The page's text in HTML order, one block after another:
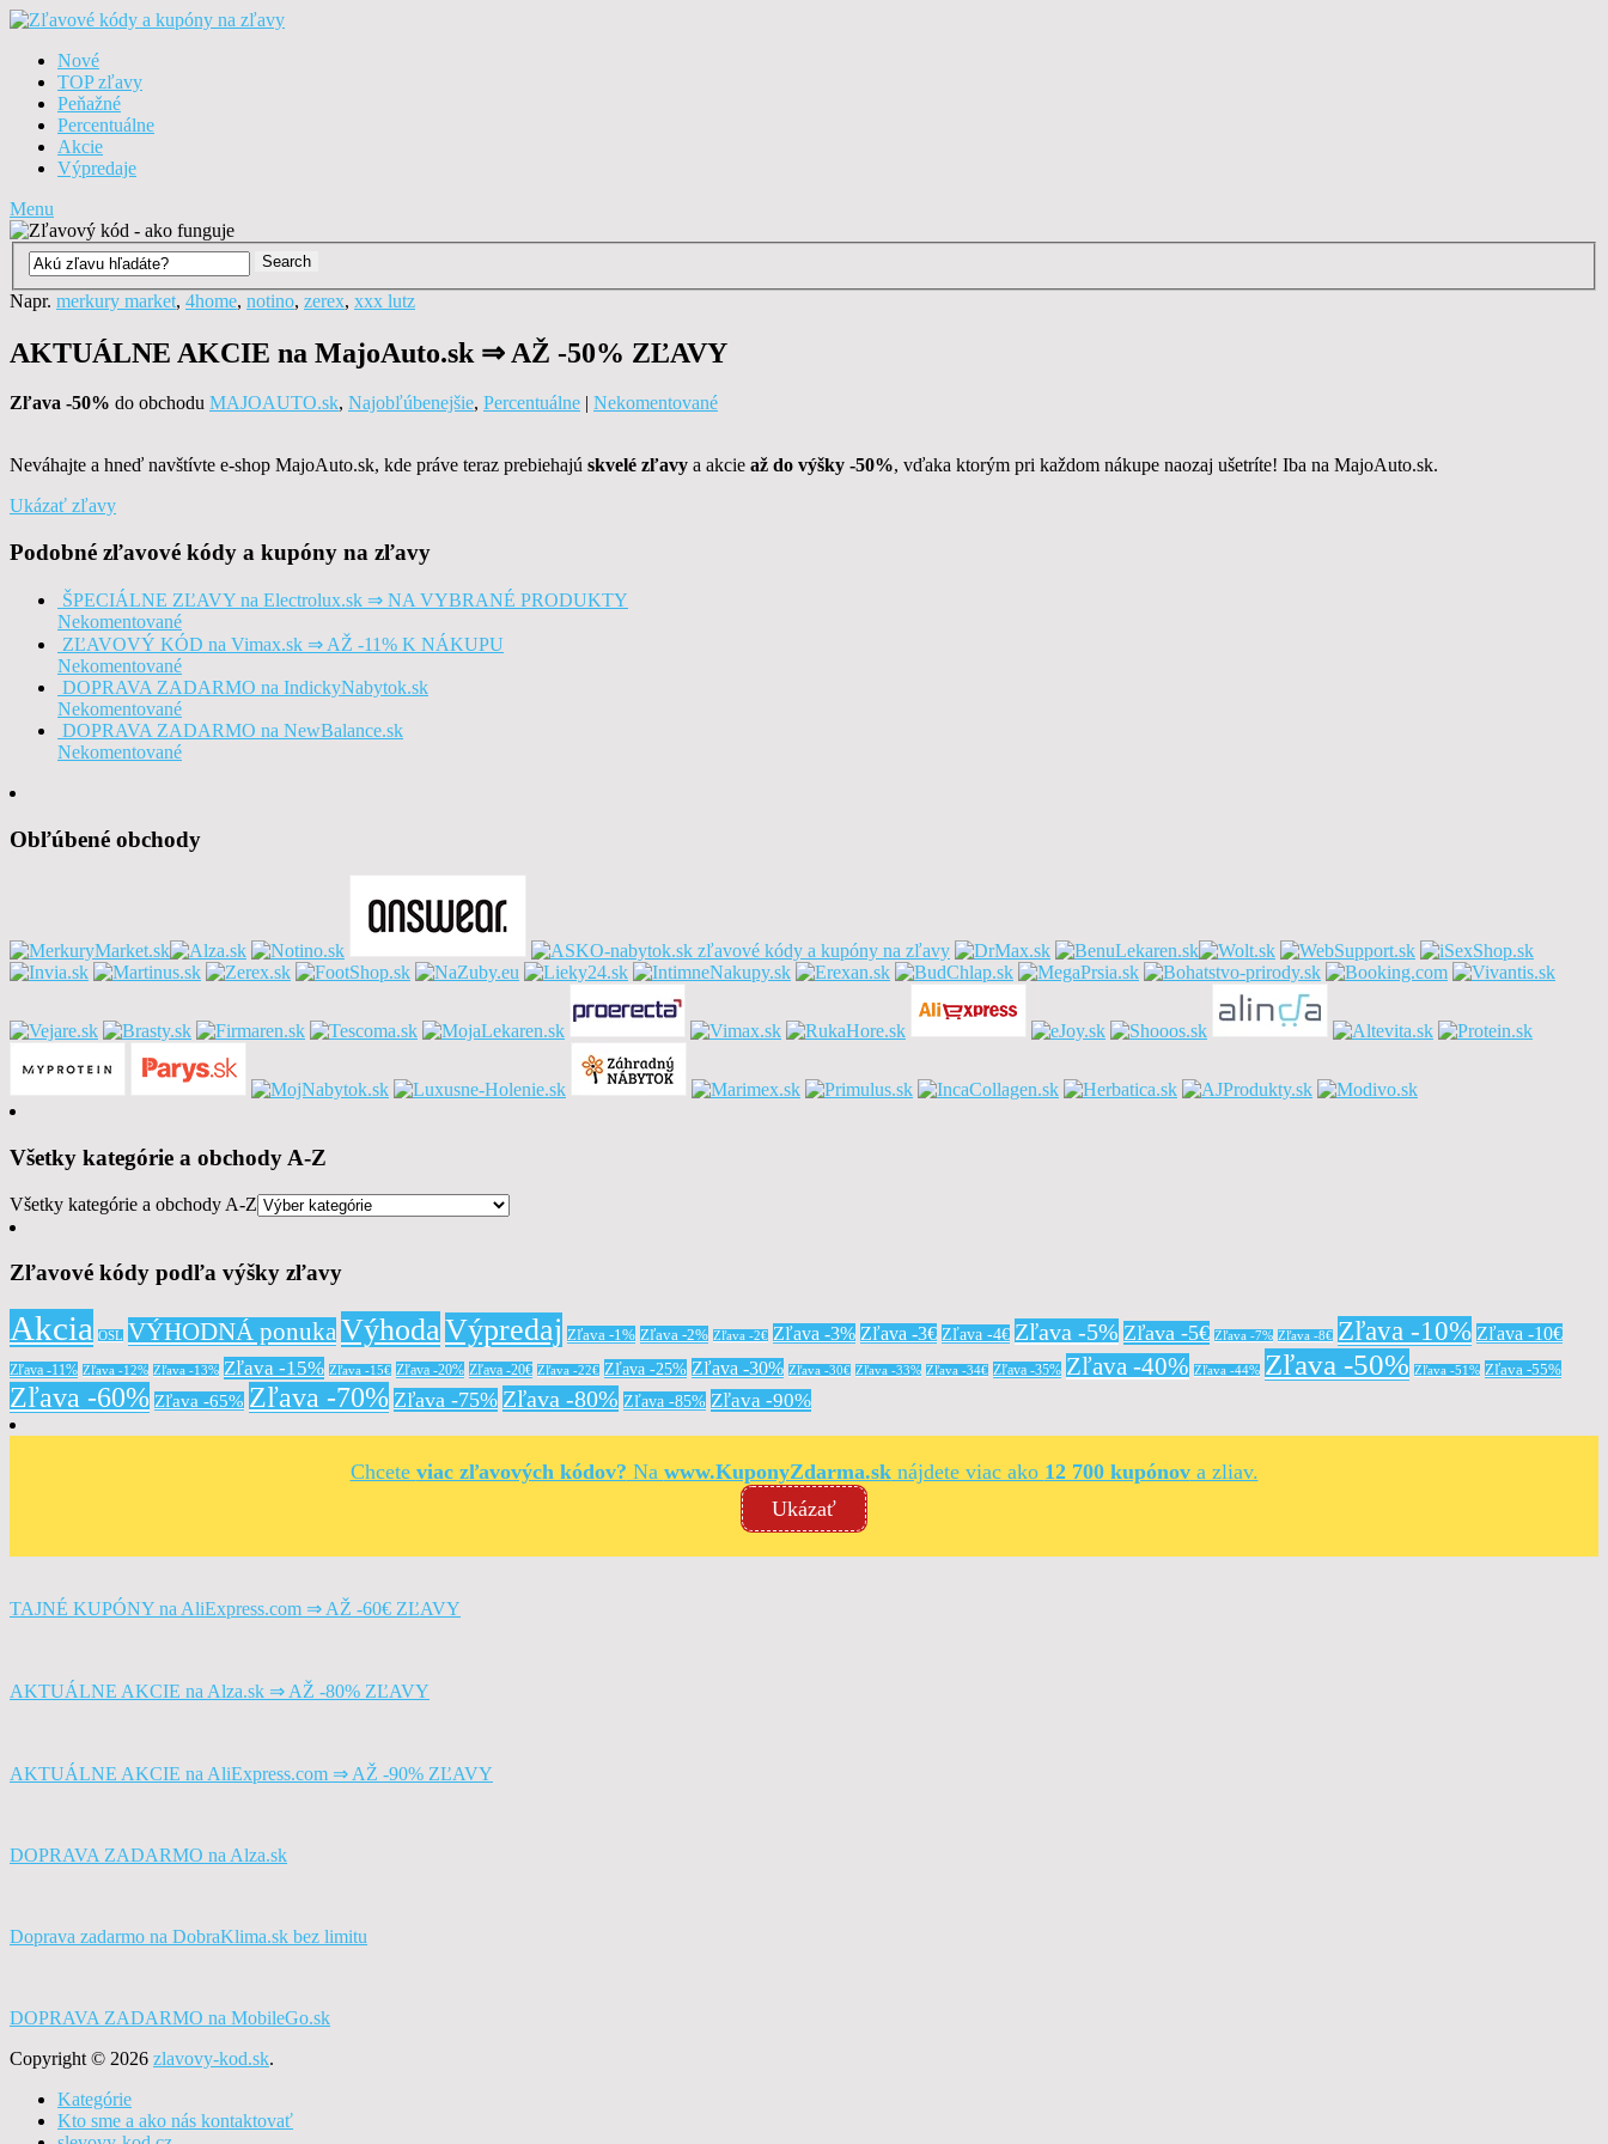
Nové
TOP zľavy
Peňažné
Percentuálne
Akcie
Výpredaje
Menu
Napr. merkury market, 4home, notino, zerex, xxx lutz
AKTUÁLNE AKCIE na MajoAuto.sk ⇒ AŽ -50% ZĽAVY
Zľava -50% do obchodu MAJOAUTO.sk, Najobľúbenejšie, Percentuálne | Nekomentované
Neváhajte a hneď navštívte e-shop MajoAuto.sk, kde práve teraz prebiehajú skvelé zľavy a akcie až do výšky -50%, vďaka ktorým pri každom nákupe naozaj ušetríte! Iba na MajoAuto.sk.
Ukázať zľavy
Podobné zľavové kódy a kupóny na zľavy
ŠPECIÁLNE ZĽAVY na Electrolux.sk ⇒ NA VYBRANÉ PRODUKTY
Nekomentované
ZĽAVOVÝ KÓD na Vimax.sk ⇒ AŽ -11% K NÁKUPU
Nekomentované
DOPRAVA ZADARMO na IndickyNabytok.sk
Nekomentované
DOPRAVA ZADARMO na NewBalance.sk
Nekomentované
Obľúbené obchody
Všetky kategórie a obchody A-Z
Všetky kategórie a obchody A-Z
Zľavové kódy podľa výšky zľavy
Akcia OSL VÝHODNÁ ponukaVýhodaVýpredaj Zľava -1% Zľava -2% Zľava -2€ Zľava -3% Zľava -3€ Zľava -4€ Zľava -5% Zľava -5€ Zľava -7% Zľava -8€ Zľava -10% Zľava -10€
Zľava -11% Zľava -12% Zľava -13% Zľava -15% Zľava -15€ Zľava -20% Zľava -20€ Zľava -22€ Zľava -25% Zľava -30% Zľava -30€ Zľava -33% Zľava -34€ Zľava -35% Zľava -40% Zľava -44% Zľava -50% Zľava -51% Zľava -55%
Zľava -60% Zľava -65% Zľava -70% Zľava -75% Zľava -80% Zľava -85% Zľava -90%
Chcete viac zľavových kódov? Na www.KuponyZdarma.sknájdete viac ako 12 700 kupónova zliav.
Ukázať
TAJNÉ KUPÓNY na AliExpress.com ⇒ AŽ -60€ ZĽAVY
AKTUÁLNE AKCIE na Alza.sk ⇒ AŽ -80% ZĽAVY
AKTUÁLNE AKCIE na AliExpress.com ⇒ AŽ -90% ZĽAVY
DOPRAVA ZADARMO na Alza.sk
Doprava zadarmo na DobraKlima.sk bez limitu
DOPRAVA ZADARMO na MobileGo.sk
Copyright © 2026 zlavovy-kod.sk.
Kategórie
Kto sme a ako nás kontaktovať